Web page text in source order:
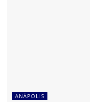
ANÁPOLIS